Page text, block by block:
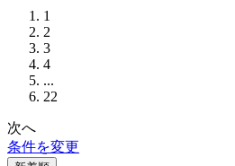
1
2
3
4
...
22
次へ
条件を変更